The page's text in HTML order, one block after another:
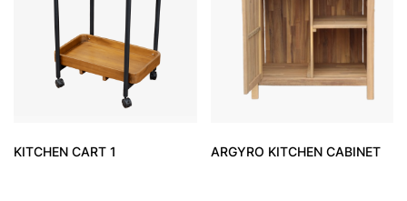
KITCHEN CART 1 ARGYRO KITCHEN CABINET